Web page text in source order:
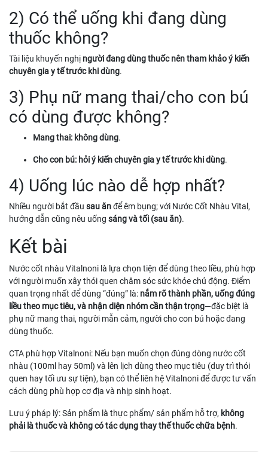
2) Có thể uống khi đang dùng
thuốc không?
Tài liệu khuyến nghị người đang dùng thuốc nên tham khảo ý kiến
chuyên gia y tế trước khi dùng.
3) Phụ nữ mang thai/cho con bú
có dùng được không?
Mang thai: không dùng.
Cho con bú: hỏi ý kiến chuyên gia y tế trước khi dùng.
4) Uống lúc nào dễ hợp nhất?
Nhiều người bắt đầu sau ănđể êm bụng; với Nước Cốt Nhàu Vital,
hướng dẫn cũng nêu uống sáng và tối (sau ăn).
Kết bài
Nước cốt nhàu Vitalnoni là lựa chọn tiện để dùng theo liều, phù hợp
với người muốn xây thói quen chăm sóc sức khỏe chủ động. Điểm
quan trọng nhất để dùng “đúng” là: nắm rõ thành phần, uống đúng
liều theo mục tiêu, và nhận diện nhóm cần thận trọng—đặc biệt là
phụ nữ mang thai, người mẫn cảm, người cho con bú hoặc đang
dùng thuốc.
CTA phù hợp Vitalnoni: Nếu bạn muốn chọn đúng dòng nước cốt
nhàu (100ml hay 50ml) và lên lịch dùng theo mục tiêu (duy trì thói
quen hay tối ưu sự tiện), bạn có thể liên hệ Vitalnoni để được tư vấn
cách dùng phù hợp cơ địa và nhịp sinh hoạt.
Lưu ý pháp lý: Sản phẩm là thực phẩm/ sản phẩm hỗ trợ, không
phải là thuốc và không có tác dụng thay thế thuốc chữa bệnh.